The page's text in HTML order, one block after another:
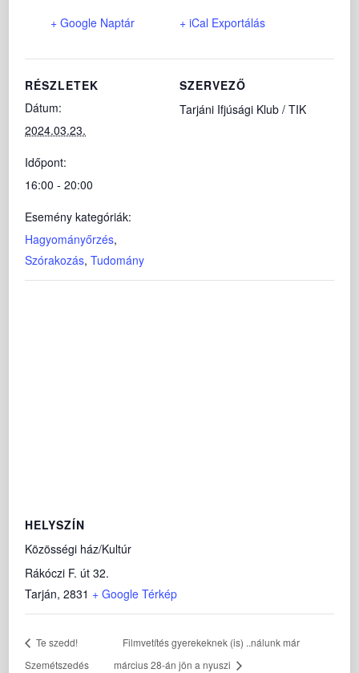
+ Google Naptár + iCal Exportálás
RÉSZLETEK
Dátum:
2024.03.23.
Időpont:
16:00 - 20:00
Esemény kategóriák:
Hagyományőrzés,
Szórakozás,Tudomány
SZERVEZŐ
Tarjáni Ifjúsági Klub / TIK
HELYSZÍN
Közösségi ház/Kultúr
Rákóczi F. út 32.
Tarján, 2831 + Google Térkép
Te szedd!
Szemétszedés
Filmvetítés gyerekeknek (is) ..nálunk már
március 28-án jön a nyuszi